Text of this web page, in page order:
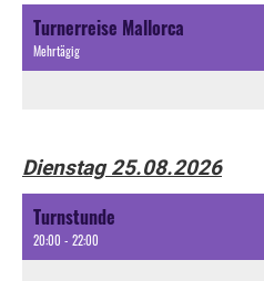
Turnerreise Mallorca
Mehrtägig
Dienstag 25.08.2026
Turnstunde
20:00 - 22:00